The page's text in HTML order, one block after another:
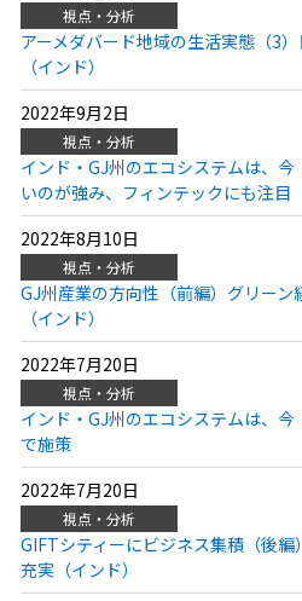
視点・分析
アーメダバード地域の生活実態（3
（インド）
2022年9月2日
視点・分析
インド・GJ州のエコシステムは、
いのが強み、フィンテックにも注目
2022年8月10日
視点・分析
GJ州産業の方向性（前編）グリー
（インド）
2022年7月20日
視点・分析
インド・GJ州のエコシステムは、
で施策
2022年7月20日
視点・分析
GIFTシティーにビジネス集積（後編
充実（インド）